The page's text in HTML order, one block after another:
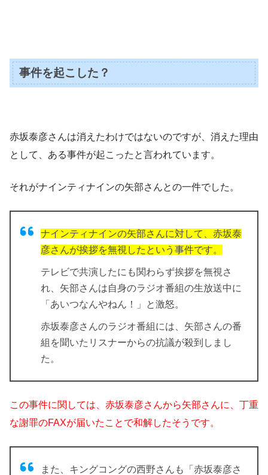
事件を起こした？
赤坂泰彦さんは消えたわけではないのですが、消えた理由
として、ある事件が起こったと言われています。
それがナインティナインの矢部さんとの一件でした。
ナインティナインの矢部さんに対して、赤坂泰
彦さんが挨拶を無視したという事件です。
テレビで共演したにも関わらず挨拶を無視さ
れ、矢部さんは自身のラジオ番組の生放送中に
「あいつなんやねん！」と激怒。
赤坂泰彦さんのラジオ番組には、矢部さんの番
組を聞いたリスナーからの抗議が殺到しまし
た。
この事件に関しては、赤坂泰彦さんから矢部さんに、丁重
な謝罪のFAXが届いたことで和解したそうです。
また、キングコングの西野さんも「赤坂泰彦さ